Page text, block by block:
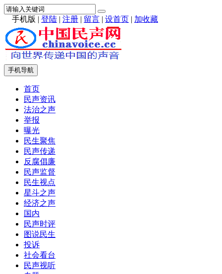
手机版 | 登陆 | 注册 | 留言 | 设首页 | 加收藏
手机导航
首页
民声资讯
法治之声
举报
曝光
民生聚焦
民声传递
反腐倡廉
民声监督
民生视点
星斗之声
经济之声
国内
民声时评
图说民生
投诉
社会看台
民声视听